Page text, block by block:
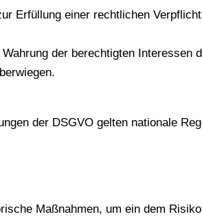
Erfüllung einer rechtlichen
der berechtigten Interessen
der DSGVO gelten nationale
Maßnahmen, um ein dem